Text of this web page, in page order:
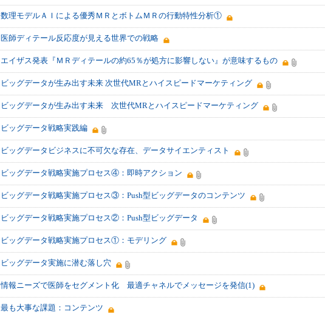
数理モデルＡＩによる優秀ＭＲとボトムＭＲの行動特性分析①
医師ディテール反応度が見える世界での戦略
エイザス発表『ＭＲディテールの約65％が処方に影響しない』が意味するもの
ビッグデータが生み出す未来 次世代MRとハイスピードマーケティング
ビッグデータが生み出す未来 次世代MRとハイスピードマーケティング
ビッグデータ戦略実践編
ビッグデータビジネスに不可欠な存在、データサイエンティスト
ビッグデータ戦略実施プロセス④：即時アクション
ビッグデータ戦略実施プロセス③：Push型ビッグデータのコンテンツ
ビッグデータ戦略実施プロセス②：Push型ビッグデータ
ビッグデータ戦略実施プロセス①：モデリング
ビッグデータ実施に潜む落し穴
情報ニーズで医師をセグメント化 最適チャネルでメッセージを発信(1)
最も大事な課題：コンテンツ